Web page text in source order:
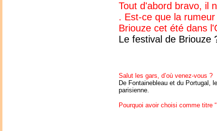
Tout d'abord bravo, il
. Est-ce que la
Briouze cet été dans
Le festival de Briouze
Salut les gars, d’où venez-vous ?
De Fontainebleau et du Portugal,
parisienne.
Pourquoi avoir choisi comme titre